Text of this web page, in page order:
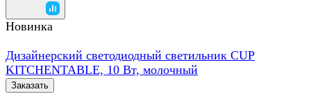
Новинка
Дизайнерский светодиодный светильник CUP
KITCHENTABLE, 10 Вт, молочный
Заказать